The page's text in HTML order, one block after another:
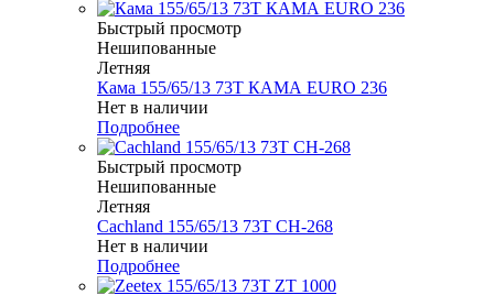
Быстрый просмотр
Нешипованные
Летняя
Кама 155/65/13 73T КАМА EURO 236
Нет в наличии
Подробнее
Быстрый просмотр
Нешипованные
Летняя
Cachland 155/65/13 73T CH-268
Нет в наличии
Подробнее